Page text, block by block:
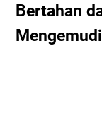
Bertahan